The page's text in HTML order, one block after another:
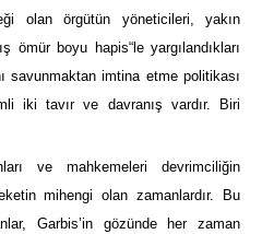
olan örgütün yöneticileri, yakın
ömür boyu hapis“le yargılandıkları
savunmaktan imtina etme politikası
iki tavır ve davranış vardır. Biri
ve mahkemeleri devrimciliğin
mihengi olan zamanlardır. Bu
Garbis’in gözünde her zaman